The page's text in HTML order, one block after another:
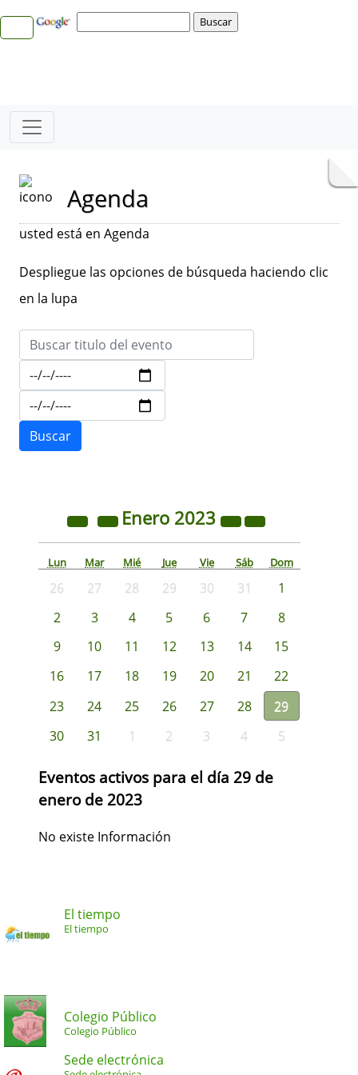
Agenda
usted está en Agenda
Despliegue las opciones de búsqueda haciendo clic
en la lupa
Enero 2023
Lun Mar Mié Jue Vie Sáb Dom
26 27 28 29 30 31
1
2
3 4 5 6 7
8
9
10 11 12 13 14
15
16
17 18 19 20 21
22
23
24 25 26 27 28
29
30
31 1 2 3 4 5
Eventos activos para el día 29 de
enero de 2023
No existe Información
El tiempo
El tiempo
Colegio Público
Colegio Público
Sede electrónica